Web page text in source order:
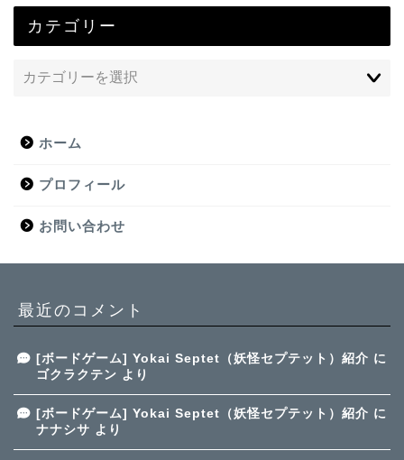
カテゴリー
ホーム
プロフィール
お問い合わせ
最近のコメント
[ボードゲーム] Yokai Septet（妖怪セプテット）紹介 に
ゴクラクテン より
[ボードゲーム] Yokai Septet（妖怪セプテット）紹介 に
ナナシサ より